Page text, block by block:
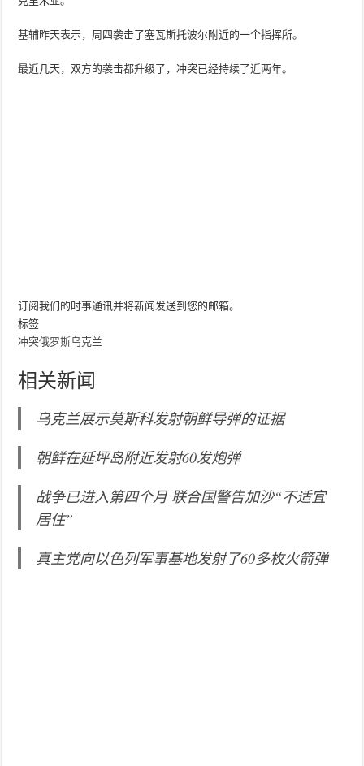
基辅昨天表示，周四袭击了塞瓦斯托波尔附近的一个指挥所。
最近几天，双方的袭击都升级了，冲突已经持续了近两年。
订阅我们的时事通讯并将新闻发送到您的邮箱。
标签
冲突俄罗斯乌克兰
相关新闻
乌克兰展示莫斯科发射朝鲜导弹的证据
朝鲜在延坪岛附近发射60发炮弹
战争已进入第四个月 联合国警告加沙“不适宜
居住”
真主党向以色列军事基地发射了60多枚火箭弹